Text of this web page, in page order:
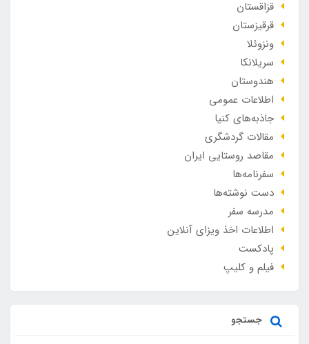
قزاقستان
قرقیزستان
ونزوئلا
سریلانکا
هندوستان
اطلاعات عمومی
جاذبه‌های کنیا
مقالات گردشگری
مقاصد روستایی ایران
سفرنامه‌ها
دست نوشته‌ها
مدرسه سفر
اطلاعات اخذ ویزای آنلاین
پادکست
فیلم و کلیپ
جستجو